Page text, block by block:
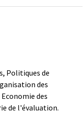
Politiques de
des
des
de l'évaluation.